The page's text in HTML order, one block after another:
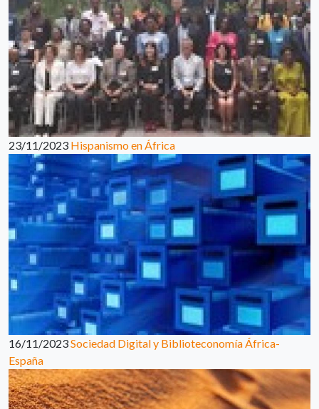
23/11/2023 Hispanismo en África
16/11/2023Sociedad Digital y Biblioteconomía África-
España